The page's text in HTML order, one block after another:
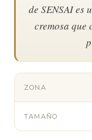
de SENSAI es
cremosa que
ZONA
TAMAÑO